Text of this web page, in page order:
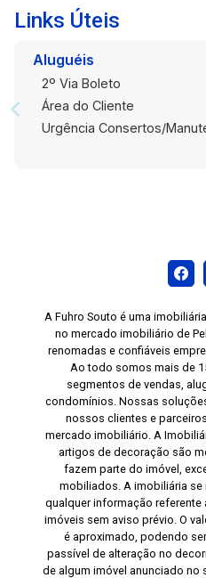
ambiente foi pensado
surpreenda-se.
Links Úteis
Aluguéis
2º Via Boleto
Área do Cliente
Urgência Consertos/
A Fuhro Souto é uma
no mercado imobiliário de
renomadas e confiáveis
Ao todo somos mais de
segmentos de vendas,
condomínios. Nossas
nossos clientes e
mercado imobiliário. A
artigos de decoração são
fazem parte do imóvel,
mobiliados. A imobiliária se
qualquer informação
imóveis sem aviso prévio. O
é aproximado, podendo
passível de alteração no
de algum imóvel anunciado no